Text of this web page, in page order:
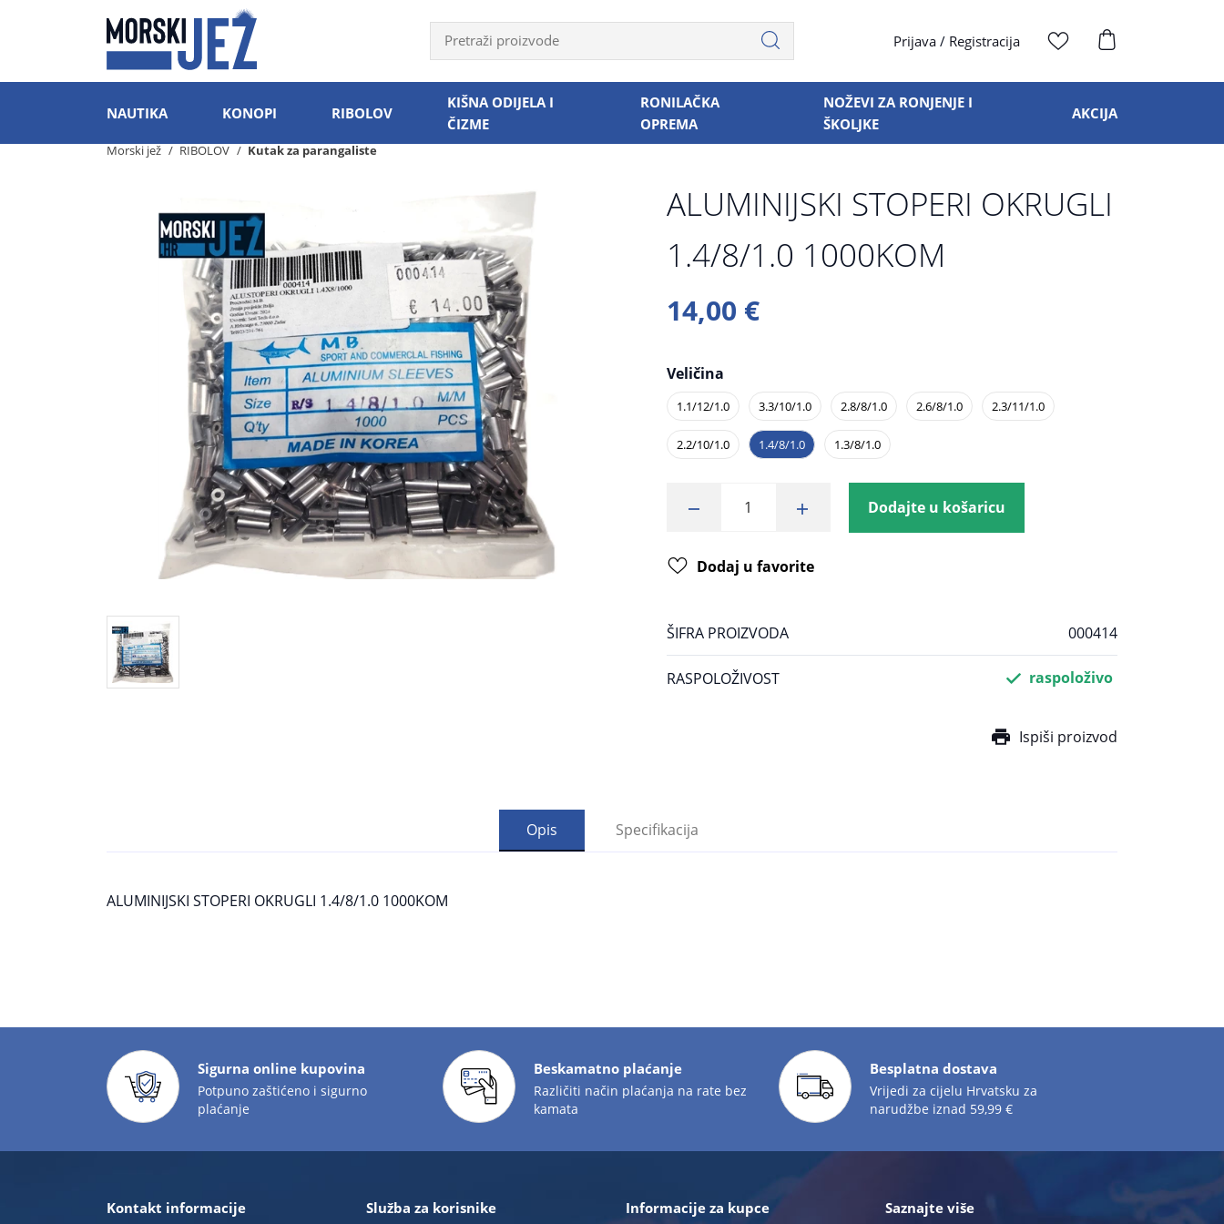
Prijava / Registracija
NAUTIKA KONOPI RIBOLOV
KIŠNA ODIJELA I
ČIZME
RONILAČKA
OPREMA
NOŽEVI ZA RONJENJE I
ŠKOLJKE
AKCIJA
Morski jež RIBOLOV Kutak za parangaliste
ALUMINIJSKI STOPERI OKRUGLI
1.4/8/1.0 1000KOM
14,00 €
Veličina
1.1/12/1.0 3.3/10/1.0 2.8/8/1.0 2.6/8/1.0 2.3/11/1.0
2.2/10/1.0 1.4/8/1.0 1.3/8/1.0
Dodajte u košaricu
Dodaj u favorite
ŠIFRA PROIZVODA 000414
RASPOLOŽIVOST raspoloživo
Ispiši proizvod
Opis Specifikacija
ALUMINIJSKI STOPERI OKRUGLI 1.4/8/1.0 1000KOM
Sigurna online kupovina
Potpuno zaštićeno i sigurno
plaćanje
Beskamatno plaćanje
Različiti način plaćanja na rate bez
kamata
Besplatna dostava
Vrijedi za cijelu Hrvatsku za
narudžbe iznad 59,99 €
Kontakt informacije
Služba za korisnike
Informacije za kupce
Saznajte više